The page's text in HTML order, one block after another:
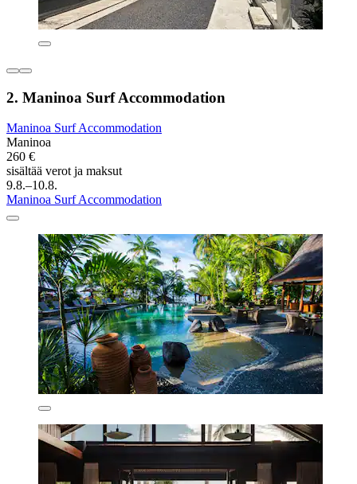
2. Maninoa Surf Accommodation
Maninoa Surf Accommodation
Maninoa
260 €
sisältää verot ja maksut
9.8.–10.8.
Maninoa Surf Accommodation